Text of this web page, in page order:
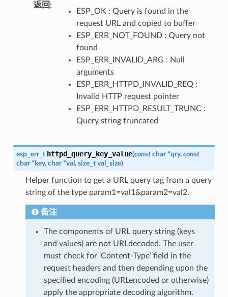
返回
ESP_OK : Query is found in the
request URL and copied to buffer
ESP_ERR_NOT_FOUND : Query not
found
ESP_ERR_INVALID_ARG : Null
arguments
ESP_ERR_HTTPD_INVALID_REQ :
Invalid HTTP request pointer
ESP_ERR_HTTPD_RESULT_TRUNC :
Query string truncated
esp_err_t httpd_query_key_value(const char *qry, const
char * key, char *val , size_t val_size)
Helper function to get a URL query tag from a query
string of the type param1=val1&param2=val2.
备注
The components of URL query string (keys
and values) are not URLdecoded. The user
must check for ‘Content-Type’ field in the
request headers and then depending upon the
specified encoding (URLencoded or otherwise)
apply the appropriate decoding algorithm.